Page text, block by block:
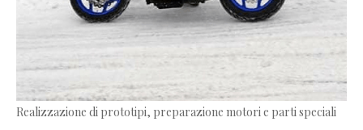
Realizzazione di prototipi, preparazione motori e parti speciali